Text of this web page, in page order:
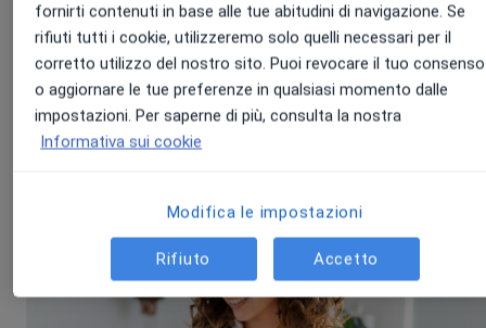
Scarica gratuitamente il
Calendario della Salute
2025!
Scaricalo gratis
fornirti contenuti in base alle tue abitudini di navigazione. Se
rifiuti tutti i cookie, utilizzeremo solo quelli necessari per il
corretto utilizzo del nostro sito. Puoi revocare il tuo consenso
o aggiornare le tue preferenze in qualsiasi momento dalle
impostazioni. Per saperne di più, consulta la nostra
Informativa sui cookie
Modifica le impostazioni
Rifiuto Accetto